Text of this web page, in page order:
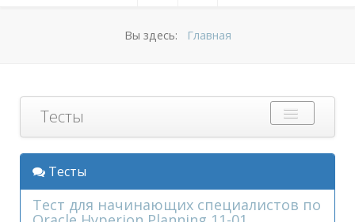
Вы здесь: Главная
Тесты
Выбрать
Тесты
Тест для начинающих специалистов по